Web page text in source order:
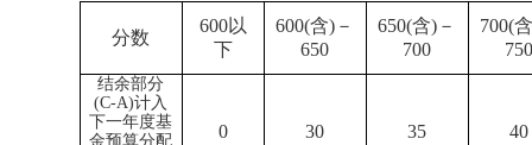
分数
600以
下
600(含)－
650
650(含)－
700
700(
结余部分
(C-A)计入
下一年度基
金预算分配
0 30 35 40